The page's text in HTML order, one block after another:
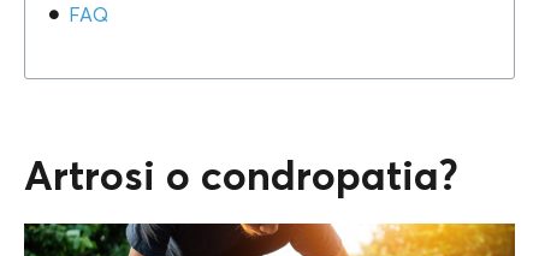
FAQ
Artrosi o condropatia?